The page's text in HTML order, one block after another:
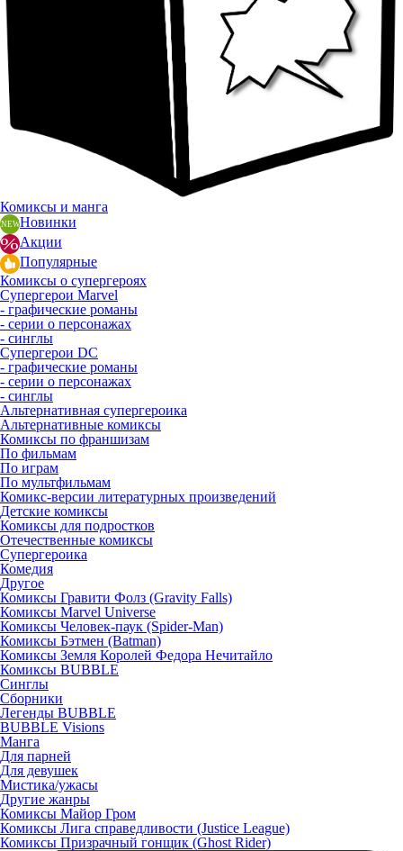
Комиксы и манга
Новинки
Акции
Популярные
Комиксы о супергероях
Супергерои Marvel
- графические романы
- серии о персонажах
- синглы
Супергерои DC
- графические романы
- серии о персонажах
- синглы
Альтернативная супергероика
Альтернативные комиксы
Комиксы по франшизам
По фильмам
По играм
По мультфильмам
Комикс-версии литературных произведений
Детские комиксы
Комиксы для подростков
Отечественные комиксы
Супергероика
Комедия
Другое
Комиксы Гравити Фолз (Gravity Falls)
Комиксы Marvel Universe
Комиксы Человек-паук (Spider-Man)
Комиксы Бэтмен (Batman)
Комиксы Земля Королей Федора Нечитайло
Комиксы BUBBLE
Синглы
Сборники
Легенды BUBBLE
BUBBLE Visions
Манга
Для парней
Для девушек
Мистика/ужасы
Другие жанры
Комиксы Майор Гром
Комиксы Лига справедливости (Justice League)
Комиксы Призрачный гонщик (Ghost Rider)